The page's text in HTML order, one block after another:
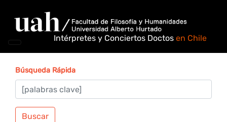
Intérpretes y Conciertos Doctos en Chile
Búsqueda Rápida
Buscar